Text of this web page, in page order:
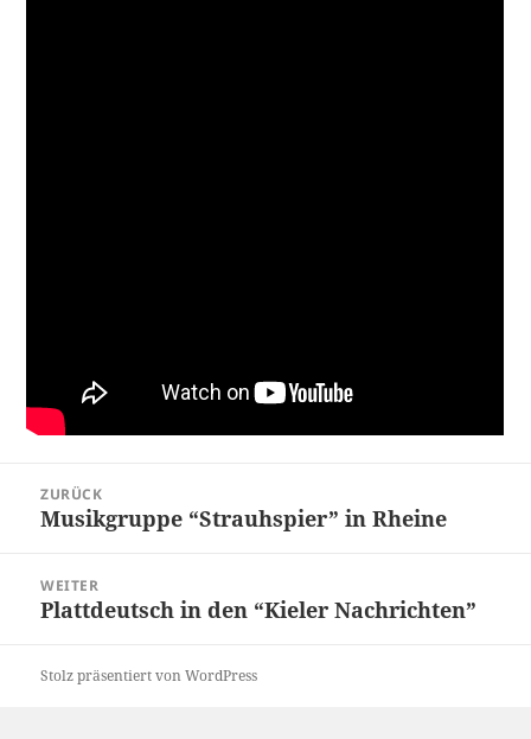
ZURÜCK
Vorheriger
Musikgruppe “Strauhspier” in Rheine
WEITER
Nächster
Plattdeutsch in den “Kieler Nachrichten”
Stolz präsentiert von WordPress